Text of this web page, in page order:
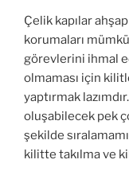
Çelik kapılar
korumaları
görevlerini ihmal
olmaması için
yaptırmak
oluşabilecek pek
şekilde
kilitte takılma ve